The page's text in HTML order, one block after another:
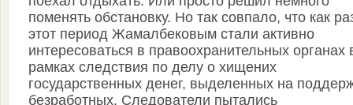
поменять обстановку. Но так совпало, что как
этот период Жамалбековым стали активно
интересоваться в правоохранительных органах
рамках следствия по делу о хищених
государственных денег, выделенных на
безработных. Следователи пытались